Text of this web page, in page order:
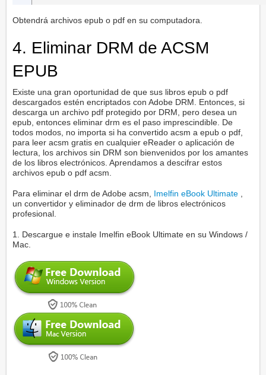
Obtendrá archivos epub o pdf en su computadora.
4. Eliminar DRM de ACSM
EPUB
Existe una gran oportunidad de que sus libros epub o pdf
descargados estén encriptados con Adobe DRM. Entonces, si
descarga un archivo pdf protegido por DRM, pero desea un
epub, entonces eliminar drm es el paso imprescindible. De
todos modos, no importa si ha convertido acsm a epub o pdf,
para leer acsm gratis en cualquier eReader o aplicación de
lectura, los archivos sin DRM son bienvenidos por los amantes
de los libros electrónicos. Aprendamos a descifrar estos
archivos epub o pdf acsm.
Para eliminar el drm de Adobe acsm, Imelfin eBook Ultimate
un convertidor y eliminador de drm de libros electrónicos
profesional.
1. Descargue e instale Imelfin eBook Ultimate en su Windows /
Mac.